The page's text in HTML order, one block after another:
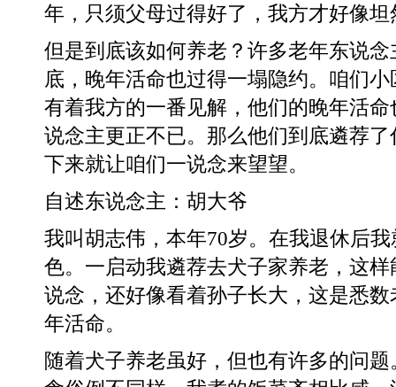
年，只须父母过得好了，我方才好像
但是到底该如何养老？许多老年东说
底，晚年活命也过得一塌隐约。咱们
有着我方的一番见解，他们的晚年活
说念主更正不已。那么他们到底遴荐
下来就让咱们一说念来望望。
自述东说念主：胡大爷
我叫胡志伟，本年70岁。在我退休后
色。一启动我遴荐去犬子家养老，这
说念，还好像看着孙子长大，这是悉
年活命。
随着犬子养老虽好，但也有许多的问